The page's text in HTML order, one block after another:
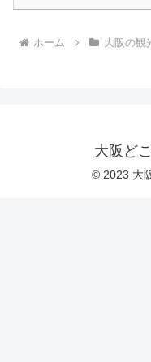
ホーム 大阪の観
大阪ど
© 2023 大